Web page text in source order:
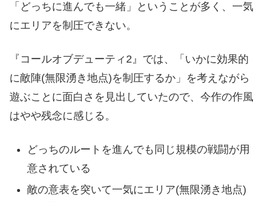
「どっちに進んでも一緒」ということが多く、一気
にエリアを制圧できない。
『コールオブデューティ2』では、「いかに効果的
に敵陣(無限湧き地点)を制圧するか」を考えながら
遊ぶことに面白さを見出していたので、今作の作風
はやや残念に感じる。
どっちのルートを進んでも同じ規模の戦闘が用
意されている
敵の意表を突いて一気にエリア(無限湧き地点)